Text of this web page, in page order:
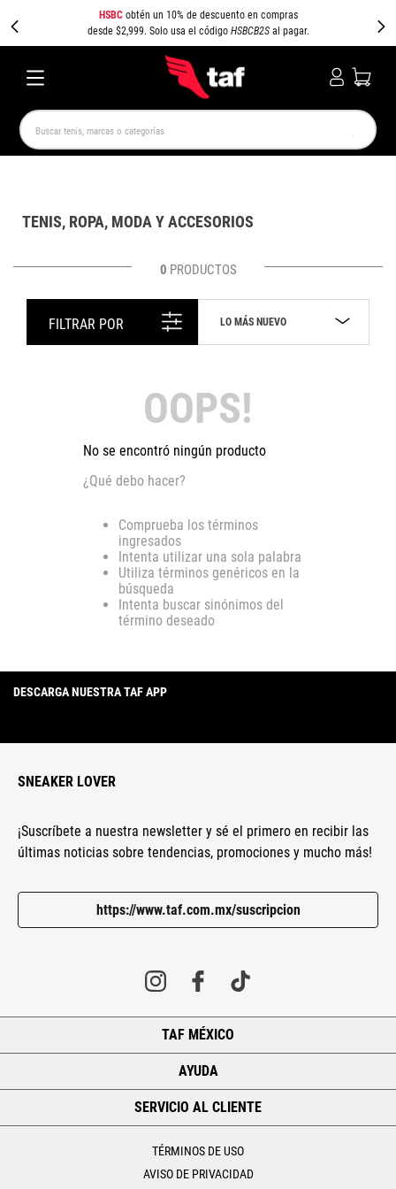
HSBCobtén un 10% de descuento en compras
desde $2,999. Solo usa el código HSBCB2Sal pagar.
Buscar tenis, marcas o categorías
TENIS, ROPA, MODA Y ACCESORIOS
0 PRODUCTOS
FILTRAR POR LO MÁS NUEVO
OOPS!
No se encontró ningún producto
¿Qué debo hacer?
Comprueba los términos
ingresados
Intenta utilizar una sola palabra
Utiliza términos genéricos en la
búsqueda
Intenta buscar sinónimos del
término deseado
DESCARGA NUESTRA TAF APP
SNEAKER LOVER
¡Suscríbete a nuestra newsletter y sé el primero en recibir las
últimas noticias sobre tendencias, promociones y mucho más!
https://www.taf.com.mx/suscripcion
TAF MÉXICO
AYUDA
SERVICIO AL CLIENTE
TÉRMINOS DE USO
AVISO DE PRIVACIDAD
SPEEDCAT JORDAN 1 SPEZIAL